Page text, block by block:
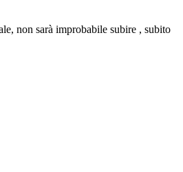
non sarà improbabile subire , subito